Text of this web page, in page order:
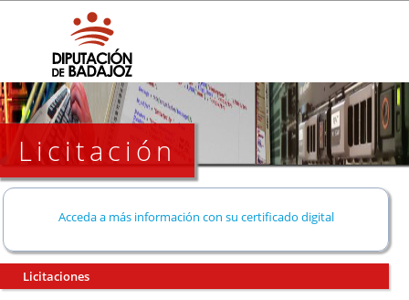
Licitación
Acceda a más información con su certificado digital
Licitaciones